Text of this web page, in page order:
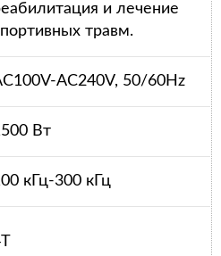
и лечение
травм.
AC240V, 50/60Hz
Вт
кГц-300 кГц